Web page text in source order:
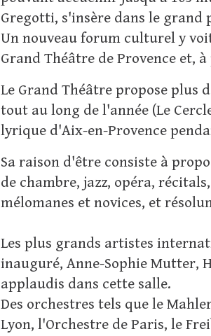
Gregotti, s'insère dans le grand
Un nouveau forum culturel y
Grand Théâtre de Provence et,
Le Grand Théâtre propose plus
tout au long de l'année (Le
lyrique d'Aix-en-Provence
Sa raison d'être consiste à
de chambre, jazz, opéra,
mélomanes et novices, et
Les plus grands artistes
inauguré, Anne-Sophie Mutter,
applaudis dans cette salle.
Des orchestres tels que le
Lyon, l'Orchestre de Paris, le